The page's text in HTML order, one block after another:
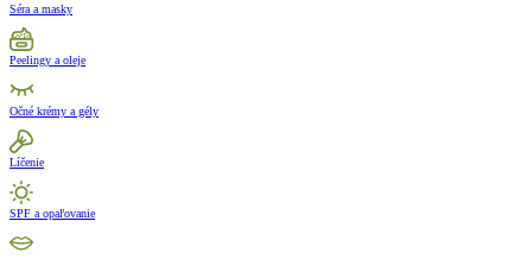
Séra a masky
Peelingy a oleje
Očné krémy a gély
Líčenie
SPF a opaľovanie